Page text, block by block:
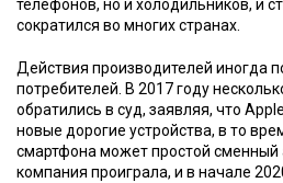
телефонов, но и холодильников, и
сократился во многих странах.
Действия производителей иногда
потребителей. В 2017 году
обратились в суд, заявляя, что
новые дорогие устройства, в то
смартфона может простой сменный
компания проиграла, и в начале